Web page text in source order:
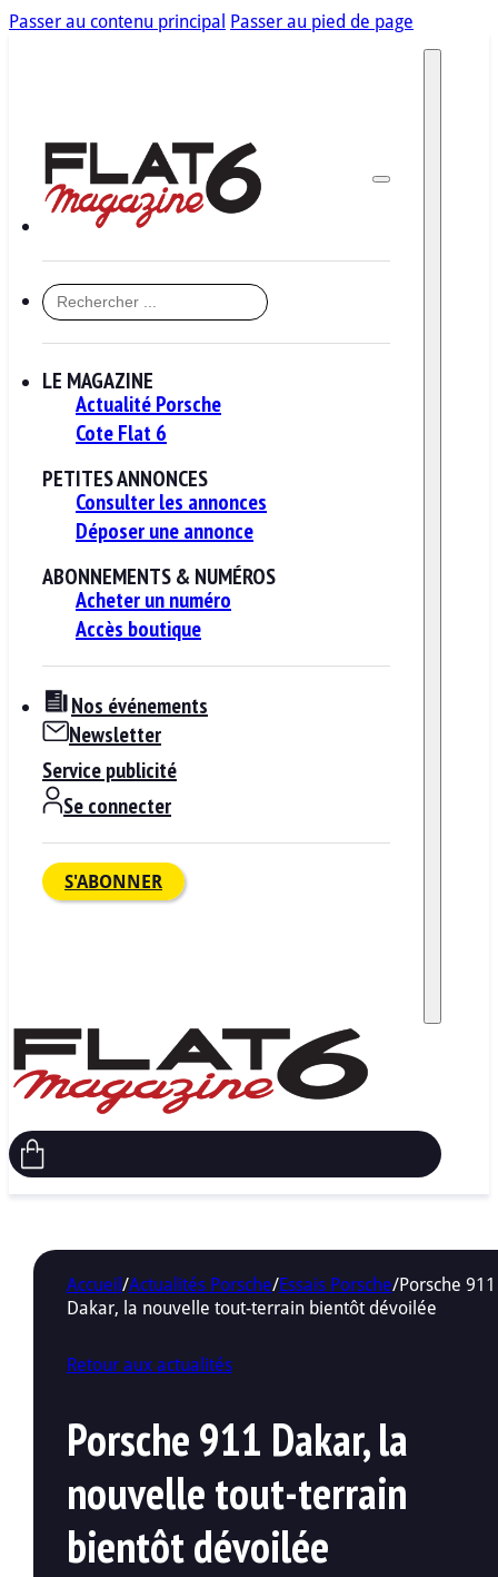
Passer au contenu principal Passer au pied de page
RECHERCHER
LE MAGAZINE
Actualité Porsche
Cote Flat 6
PETITES ANNONCES
Consulter les annonces
Déposer une annonce
ABONNEMENTS & NUMÉROS
Acheter un numéro
Accès boutique
Nos événements
Newsletter
Service publicité
Se connecter
S'ABONNER
Accueil/Actualités Porsche/Essais Porsche/Porsche 911
Dakar, la nouvelle tout-terrain bientôt dévoilée
Retour aux actualités
Porsche 911 Dakar, la
nouvelle tout-terrain
bientôt dévoilée